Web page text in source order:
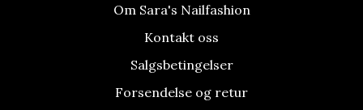
Om Sara's Nailfashion
Kontakt oss
Salgsbetingelser
Forsendelse og retur